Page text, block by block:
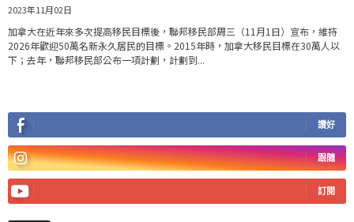
2023年11月02日
加拿大在近年來多次提高移民目標後，聯邦移民部周三（11月1日）宣布，維持
2026年歡迎50萬名新永久居民的目標。2015年時，加拿大移民目標在30萬人以
下；去年，聯邦移民部公布一項計劃，計劃到...
讚好
跟隨
訂閱